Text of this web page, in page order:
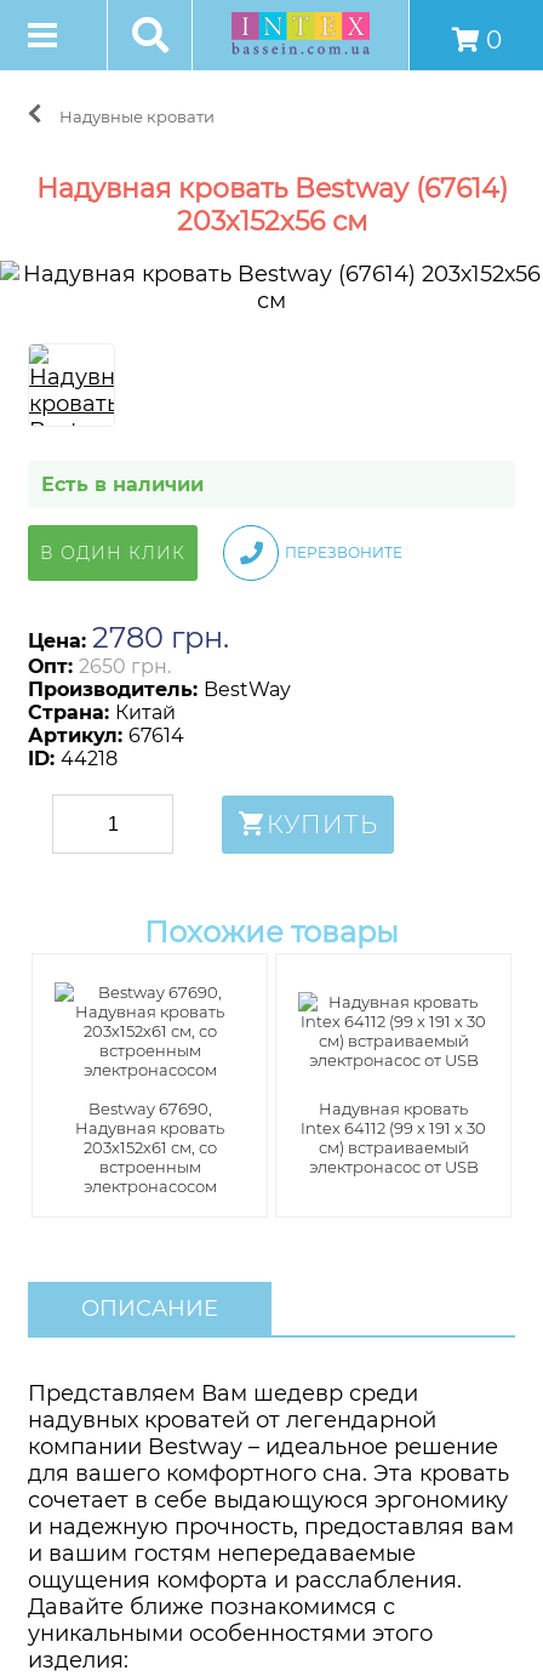
0
Надувные кровати
Надувная кровать Bestway (67614)
203х152х56 см
Есть в наличии
В ОДИН КЛИК ПЕРЕЗВОНИТЕ
Цена: 2780 грн.
Опт: 2650 грн.
Производитель: BestWay
Страна: Китай
Артикул: 67614
ID: 44218
КУПИТЬ
Похожие товары
​Bestway 67690,
Надувная кровать
203х152х61 см, со
встроенным
электронасосом
Надувная кровать
Intex 64112 (99 х 191 х 30
см) встраиваемый
электронасос от USB
ОПИСАНИЕ
Представляем Вам шедевр среди
надувных кроватей от легендарной
компании Bestway – идеальное решение
для вашего комфортного сна. Эта кровать
сочетает в себе выдающуюся эргономику
и надежную прочность, предоставляя вам
и вашим гостям непередаваемые
ощущения комфорта и расслабления.
Давайте ближе познакомимся с
уникальными особенностями этого
изделия: